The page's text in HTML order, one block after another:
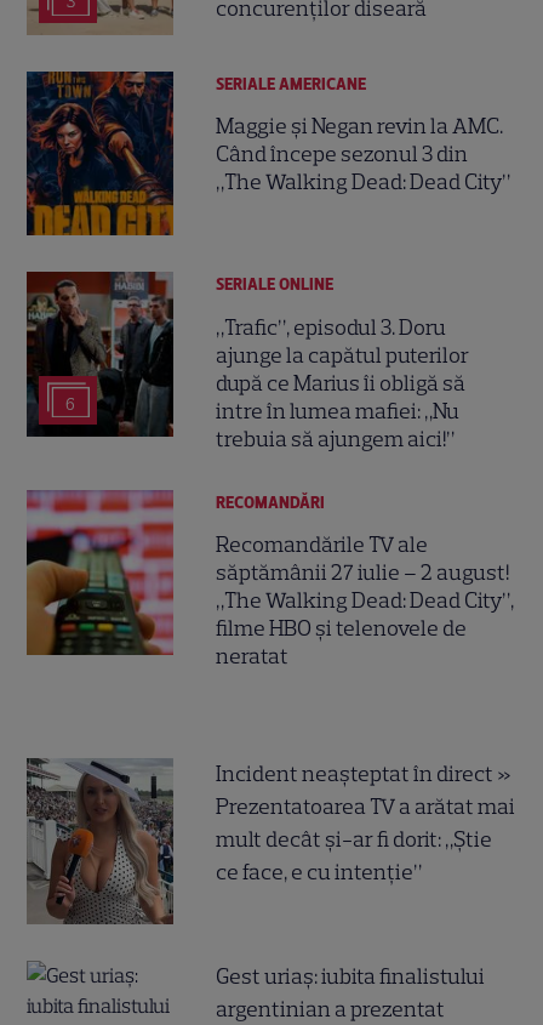
concurenților diseară
SERIALE AMERICANE
Maggie și Negan revin la AMC.
Când începe sezonul 3 din
„The Walking Dead: Dead City”
6
SERIALE ONLINE
„Trafic”, episodul 3. Doru
ajunge la capătul puterilor
după ce Marius îi obligă să
intre în lumea mafiei: „Nu
trebuia să ajungem aici!”
RECOMANDĂRI
Recomandările TV ale
săptămânii 27 iulie – 2 august!
„The Walking Dead: Dead City”,
filme HBO și telenovele de
neratat
Incident neașteptat în direct »
Prezentatoarea TV a arătat mai
mult decât și-ar fi dorit: „Știe
ce face, e cu intenție”
Gest uriaș: iubita finalistului
argentinian a prezentat